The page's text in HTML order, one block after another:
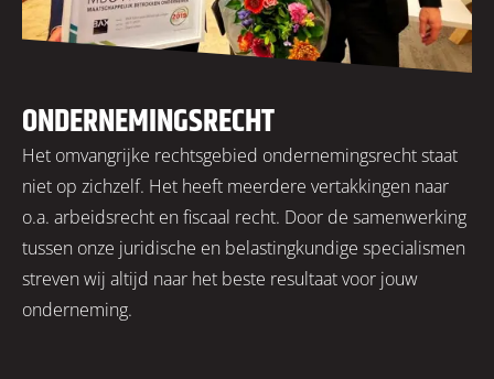
ONDERNEMINGSRECHT
Het omvangrijke rechtsgebied ondernemingsrecht staat
niet op zichzelf. Het heeft meerdere vertakkingen naar
o.a. arbeidsrecht en fiscaal recht. Door de samenwerking
tussen onze juridische en belastingkundige specialismen
streven wij altijd naar het beste resultaat voor jouw
onderneming.